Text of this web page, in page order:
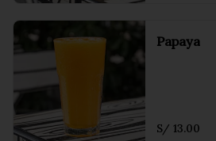
Papaya
S/ 13.00